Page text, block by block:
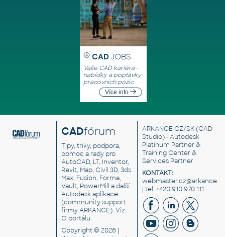
CAD JOBS
Vaše CAD kariéra -
nabídky a poptávky
pracovních pozic
Více info
CADfórum
Tipy, triky, podpora,
pomoc a rady pro
AutoCAD, LT, Inventor,
Revit, Map, Civil 3D, 3ds
Max, Fusion, Forma,
Vault, PowerMill a další
Autodesk aplikace
(community support
firmy ARKANCE). Viz
O portálu.
Copyright © 2026 |
ARKANCE CZ/SK(CAD
Studio) - Autodesk
Platinum Partner &
Training Center &
Services Partner
KONTAKT:
| tel. +420 910 970 111